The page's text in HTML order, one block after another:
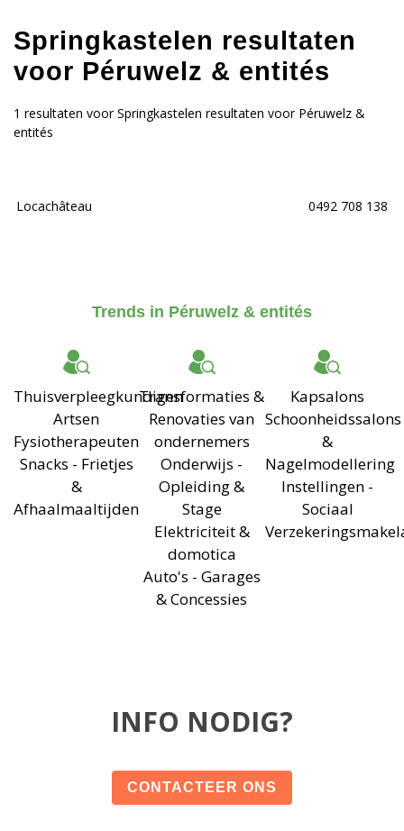
Springkastelen resultaten
voor Péruwelz & entités
1 resultaten voor Springkastelen resultaten voor Péruwelz &
entités
Locachâteau 0492 708 138
Trends in Péruwelz & entités
Thuisverpleegkundigen
Artsen
Fysiotherapeuten
Snacks - Frietjes
&
Afhaalmaaltijden
Transformaties &
Renovaties van
ondernemers
Onderwijs -
Opleiding &
Stage
Elektriciteit &
domotica
Auto's - Garages
& Concessies
Kapsalons
Schoonheidssalons
&
Nagelmodellering
Instellingen -
Sociaal
INFO NODIG?
CONTACTEER ONS